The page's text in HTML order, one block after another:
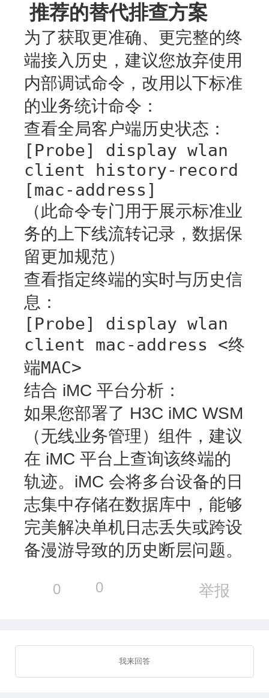
推荐的替代排查方案
为了获取更准确、更完整的终
端接入历史，建议您放弃使用
内部调试命令，改用以下标准
的业务统计命令：
查看全局客户端历史状态：
[Probe] display wlan
client history-record
[mac-address]
（此命令专门用于展示标准业
务的上下线流转记录，数据保
留更加规范）
查看指定终端的实时与历史信
息：
[Probe] display wlan
client mac-address <终
端MAC>
结合 iMC 平台分析：
如果您部署了 H3C iMC WSM
（无线业务管理）组件，建议
在 iMC 平台上查询该终端的
轨迹。iMC 会将多台设备的日
志集中存储在数据库中，能够
完美解决单机日志丢失或跨设
备漫游导致的历史断层问题。
0 0 举报
我来回答